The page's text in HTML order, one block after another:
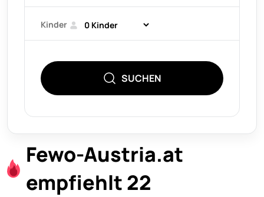
Kinder
SUCHEN
Fewo-Austria.at
empfiehlt 22